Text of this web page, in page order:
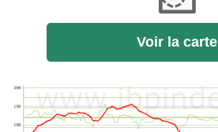
Voir la carte